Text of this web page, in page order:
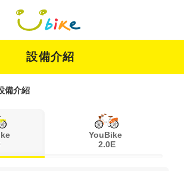
設備介紹
備介紹
YouBike
2.0E